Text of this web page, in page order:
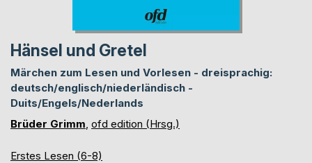
Hänsel und Gretel
Märchen zum Lesen und Vorlesen - dreisprachig:
deutsch/englisch/niederländisch -
Duits/Engels/Nederlands
Brüder Grimm ofd edition (Hrsg.)
Erstes Lesen (6-8)